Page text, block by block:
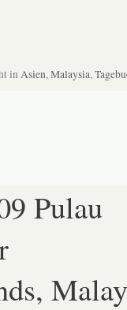
inAsien,Malaysia,
Pulau